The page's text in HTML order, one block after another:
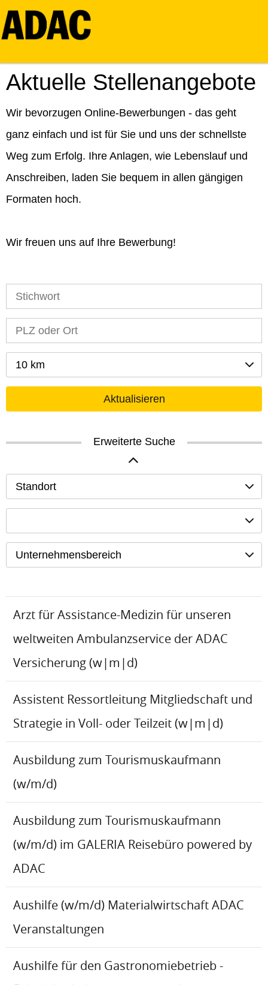
Aktuelle Stellenangebote
Wir bevorzugen Online-Bewerbungen - das geht
ganz einfach und ist für Sie und uns der schnellste
Weg zum Erfolg. Ihre Anlagen, wie Lebenslauf und
Anschreiben, laden Sie bequem in allen gängigen
Formaten hoch.
Wir freuen uns auf Ihre Bewerbung!
10 km
Aktualisieren
Erweiterte Suche
Standort
Unternehmensbereich
Arzt für Assistance-Medizin für unseren
weltweiten Ambulanzservice der ADAC
Versicherung (w|m|d)
Assistent Ressortleitung Mitgliedschaft und
Strategie in Voll- oder Teilzeit (w|m|d)
Ausbildung zum Tourismuskaufmann
(w/m/d)
Ausbildung zum Tourismuskaufmann
(w/m/d) im GALERIA Reisebüro powered by
ADAC
Aushilfe (w/m/d) Materialwirtschaft ADAC
Veranstaltungen
Aushilfe für den Gastronomiebetrieb -